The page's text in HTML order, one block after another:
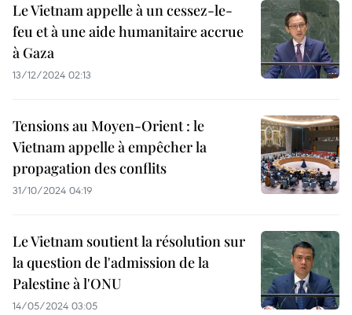
Le Vietnam appelle à un cessez-le-
feu et à une aide humanitaire accrue
à Gaza
13/12/2024 02:13
Tensions au Moyen-Orient : le
Vietnam appelle à empêcher la
propagation des conflits
31/10/2024 04:19
Le Vietnam soutient la résolution sur
la question de l'admission de la
Palestine à l'ONU
14/05/2024 03:05